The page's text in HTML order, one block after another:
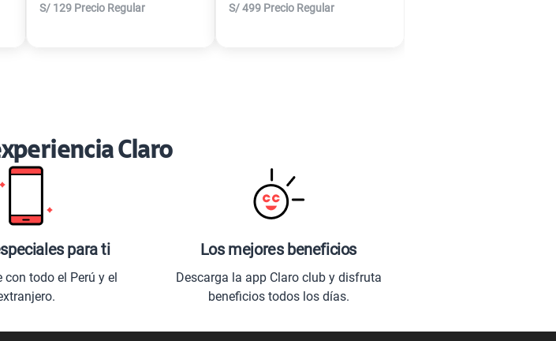
S/ 129 Precio Regular S/499 Precio Regular
Claro
para ti
con todo el Perú y el
Los mejores beneficios
Descarga la app Claro club y disfruta
beneficios todos los días.